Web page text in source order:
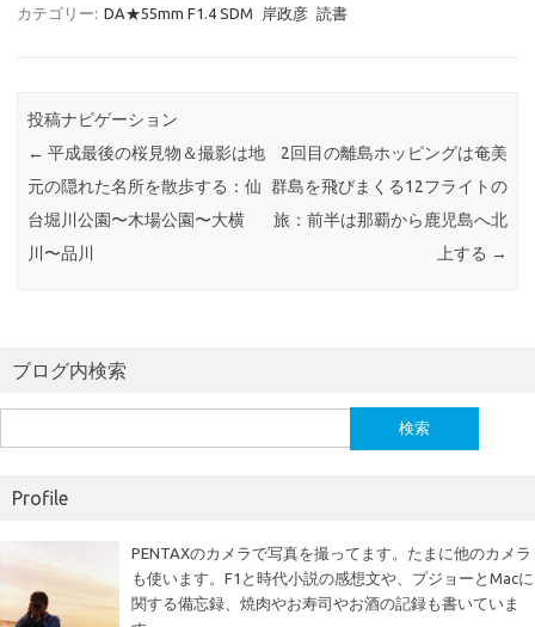
e
o
k
it
カテゴリー: DA★55mm F1.4 SDM 岸政彦 読書
投稿ナビゲーション
← 平成最後の桜見物＆撮影は地
元の隠れた名所を散歩する：仙
台堀川公園〜木場公園〜大横
川〜品川
2回目の離島ホッピングは奄美
群島を飛びまくる12フライトの
旅：前半は那覇から鹿児島へ北
上する →
ブログ内検索
索:
Profile
PENTAXのカメラで写真を撮ってます。たまに他のカメラ
も使います。F1と時代小説の感想文や、プジョーとMacに
関する備忘録、焼肉やお寿司やお酒の記録も書いていま